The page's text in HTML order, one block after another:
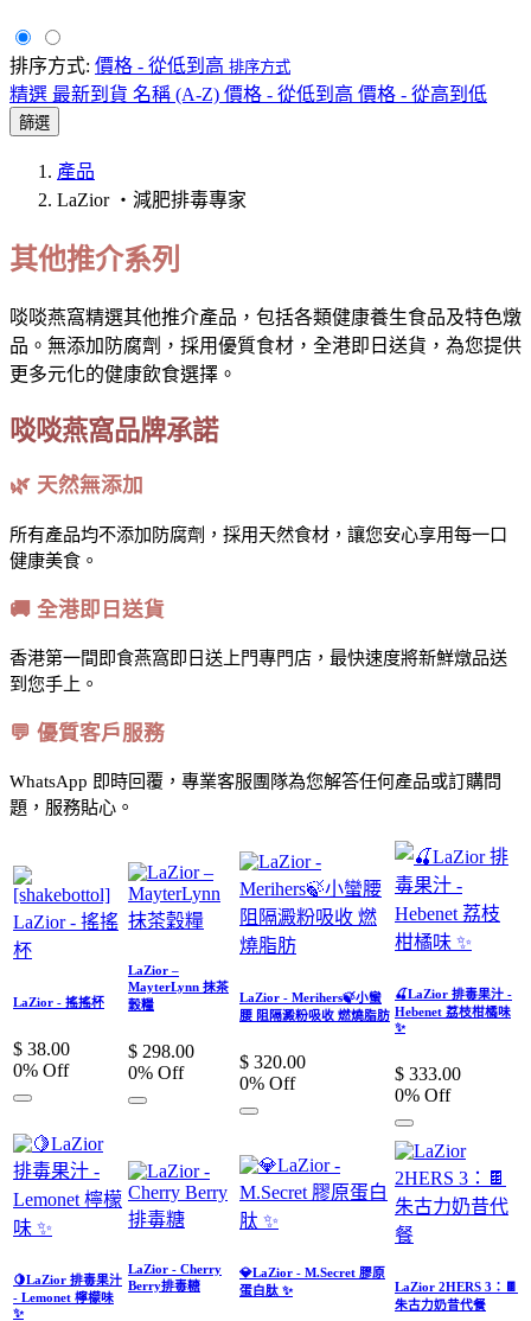
排序方式: 價格 - 從低到高 排序方式
精選 最新到貨 名稱 (A-Z) 價格 - 從低到高 價格 - 從高到低
篩選
產品
LaZior ・減肥排毒專家
其他推介系列
啖啖燕窩精選其他推介產品，包括各類健康養生食品及特色燉
品。無添加防腐劑，採用優質食材，全港即日送貨，為您提供
更多元化的健康飲食選擇。
啖啖燕窩品牌承諾
🌿 天然無添加
所有產品均不添加防腐劑，採用天然食材，讓您安心享用每一口
健康美食。
🚚 全港即日送貨
香港第一間即食燕窩即日送上門專門店，最快速度將新鮮燉品送
到您手上。
💬 優質客戶服務
WhatsApp 即時回覆，專業客服團隊為您解答任何產品或訂購問
題，服務貼心。
LaZior - 搖搖杯
$ 38.00
0% Off
LaZior –
MayterLynn 抹茶
穀糧
$ 298.00
0% Off
LaZior - Merihers🍃小蠻
腰 阻隔澱粉吸收 燃燒脂肪
$ 320.00
0% Off
🍒LaZior 排毒果汁 -
Hebenet 荔枝柑橘味
✨
$ 333.00
0% Off
🍋LaZior 排毒果汁
- Lemonet 檸檬味
✨
LaZior - Cherry
Berry排毒糖
💎LaZior - M.Secret 膠原
蛋白肽 ✨
LaZior 2HERS 3：🍫
朱古力奶昔代餐